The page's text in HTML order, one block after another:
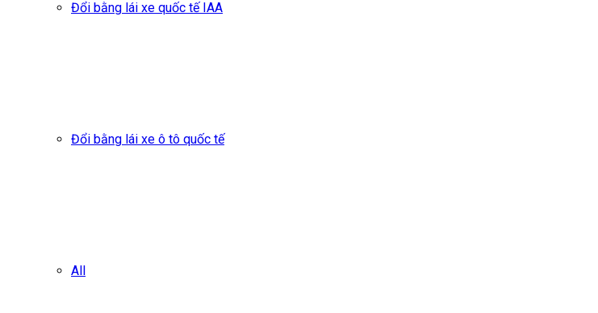
Đổi bằng lái xe quốc tế IAA
Đổi bằng lái xe ô tô quốc tế
All